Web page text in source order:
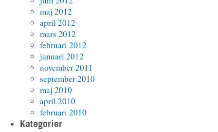
maj 2012
april 2012
mars 2012
februari 2012
januari 2012
november 2011
september 2010
maj 2010
april 2010
februari 2010
Kategorier